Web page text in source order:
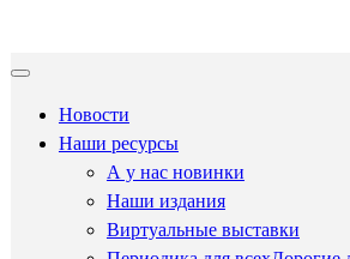
Новости
Наши ресурсы
А у нас новинки
Наши издания
Виртуальные выставки